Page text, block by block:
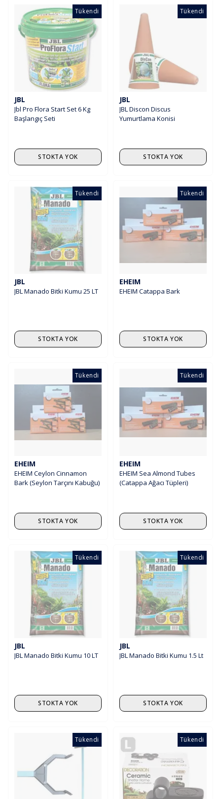
Tükendi
JBL
Jbl Pro Flora Start Set 6 Kg
Başlangıç Seti
STOKTA YOK
Tükendi
JBL
JBL Discon Discus
Yumurtlama Konisi
STOKTA YOK
Tükendi
JBL
JBL Manado Bitki Kumu 25 LT
STOKTA YOK
Tükendi
EHEIM
EHEIM Catappa Bark
STOKTA YOK
Tükendi
EHEIM
EHEIM Ceylon Cinnamon
Bark (Seylon Tarçını Kabuğu)
STOKTA YOK
Tükendi
EHEIM
EHEIM Sea Almond Tubes
(Catappa Ağacı Tüpleri)
STOKTA YOK
Tükendi
JBL
JBL Manado Bitki Kumu 10 LT
STOKTA YOK
Tükendi
JBL
JBL Manado Bitki Kumu 1.5 Lt
STOKTA YOK
Tükendi Tükendi